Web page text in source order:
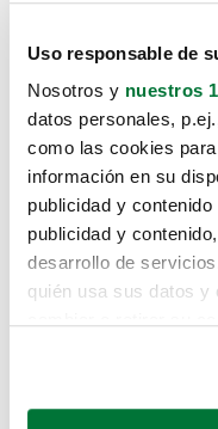
Uso responsable de
Nosotros y nuestros
datos personales,
como las cookies
información en su
publicidad y
publicidad y
desarrollo de
quién usa sus datos y
Lo
te hemos
Pero puedes
buscando en
Coches de segunda